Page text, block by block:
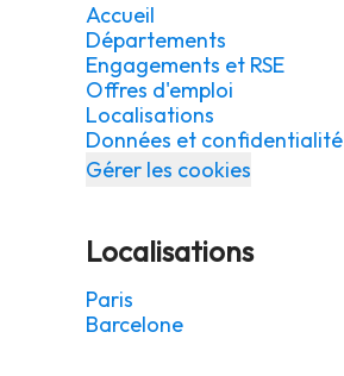
Accueil
Départements
Engagements et RSE
Offres d'emploi
Localisations
Données et confidentialité
Gérer les cookies
Localisations
Paris
Barcelone